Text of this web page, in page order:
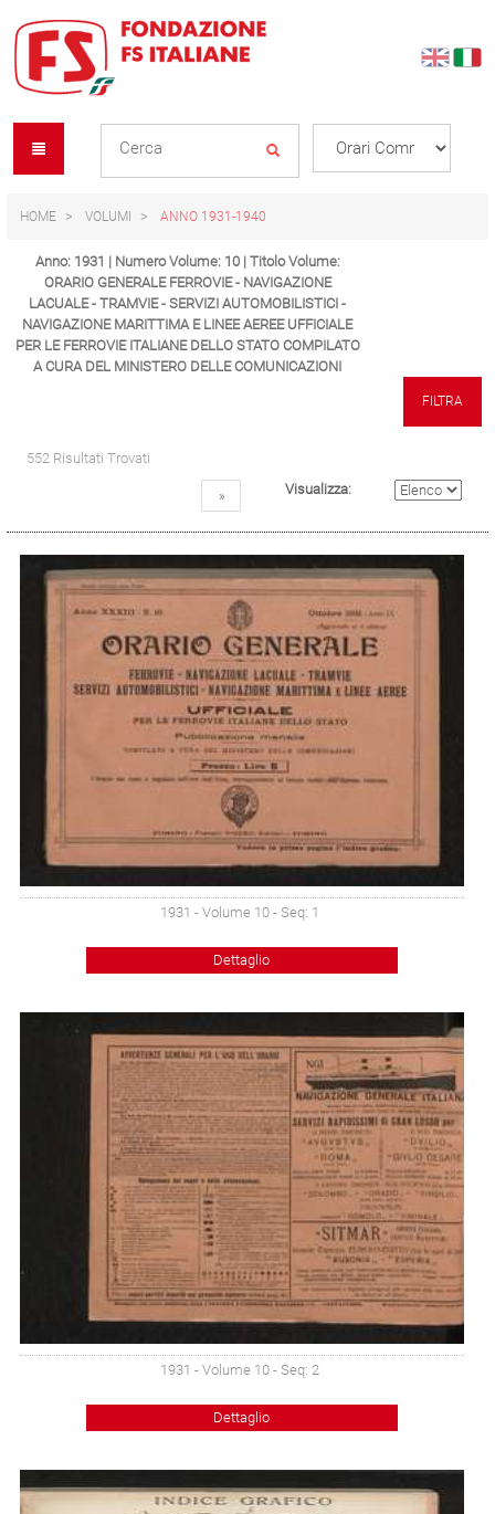
content
navigation
menu
HOME VOLUMI ANNO 1931-1940
Anno: 1931 | Numero Volume: 10 | Titolo Volume:
ORARIO GENERALE FERROVIE - NAVIGAZIONE
LACUALE - TRAMVIE - SERVIZI AUTOMOBILISTICI -
NAVIGAZIONE MARITTIMA E LINEE AEREE UFFICIALE
PER LE FERROVIE ITALIANE DELLO STATO COMPILATO
A CURA DEL MINISTERO DELLE COMUNICAZIONI
FILTRA
552 Risultati Trovati
» Visualizza:
1931 - Volume 10 - Seq: 1
Dettaglio
1931 - Volume 10 - Seq: 2
Dettaglio